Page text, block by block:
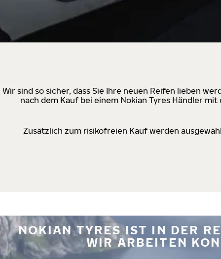
Wir sind so sicher, dass Sie Ihre neuen Reifen lieben
nach dem Kauf bei einem Nokian Tyres Händler
Zusätzlich zum risikofreien Kauf werden
NOKIAN TYRES IST IN DER
WIR ARBEITEN